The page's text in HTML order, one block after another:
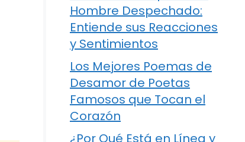
Hombre Despechado:
Entiende sus Reacciones
y Sentimientos
Los Mejores Poemas de
Desamor de Poetas
Famosos que Tocan el
Corazón
¿Por Qué Está en Línea y